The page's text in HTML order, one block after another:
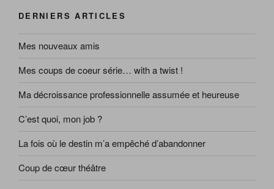
DERNIERS ARTICLES
Mes nouveaux amis
Mes coups de coeur série… with a twist !
Ma décroissance professionnelle assumée et heureuse
C’est quoi, mon job ?
La fois où le destin m’a empêché d’abandonner
Coup de cœur théâtre